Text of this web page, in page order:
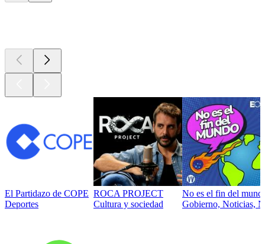
El Partidazo de COPE
Deportes
ROCA PROJECT
Cultura y sociedad
No es el fin del
Gobierno, Noticias,